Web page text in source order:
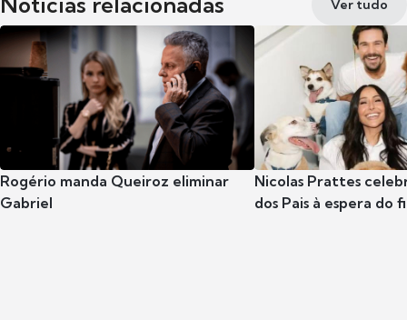
Ver tudo
Rogério manda Queiroz eliminar
Gabriel
Nicolas Prattes
dos Pais à espera do